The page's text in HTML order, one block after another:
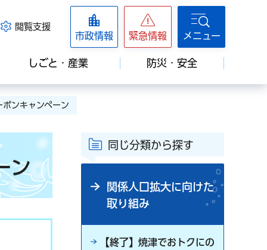
閲覧支援
市政情報 緊急情報 メニュー
しごと・産業 防災・安全
ンキャンペーン
ン
同じ分類から探す
関係人口拡大に向けた
取り組み
【終了】焼津でおトクにの